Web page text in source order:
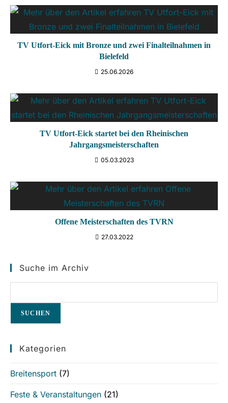
TV Utfort-Eick mit Bronze und zwei Finalteilnahmen in
Bielefeld
25.06.2026
TV Utfort-Eick startet bei den Rheinischen
Jahrgangsmeisterschaften
05.03.2023
Offene Meisterschaften des TVRN
27.03.2022
Suche im Archiv
SUCHEN
Kategorien
Breitensport (7)
Feste & Veranstaltungen (21)